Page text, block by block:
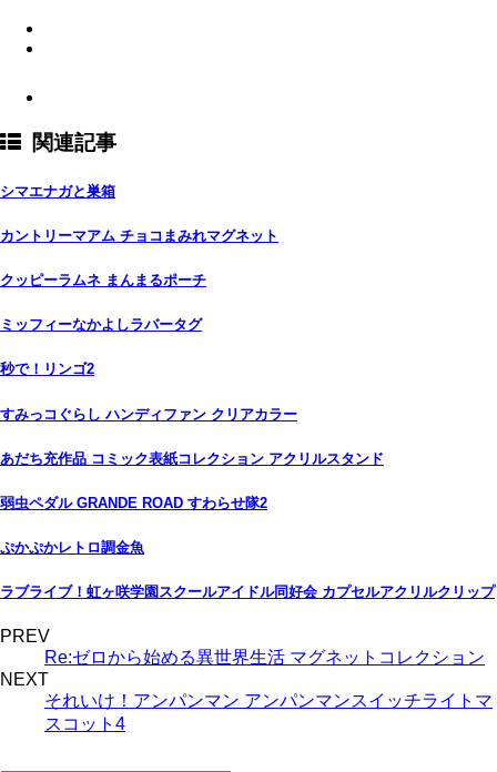
関連記事
シマエナガと巣箱
カントリーマアム チョコまみれマグネット
クッピーラムネ まんまるポーチ
ミッフィーなかよしラバータグ
秒で！リンゴ2
すみっコぐらし ハンディファン クリアカラー
あだち充作品 コミック表紙コレクション アクリルスタンド
弱虫ペダル GRANDE ROAD すわらせ隊2
ぷかぷかレトロ調金魚
ラブライブ！虹ヶ咲学園スクールアイドル同好会 カプセルアクリルクリップ
PREV
Re:ゼロから始める異世界生活 マグネットコレクション
NEXT
それいけ！アンパンマン アンパンマンスイッチライトマ
スコット4